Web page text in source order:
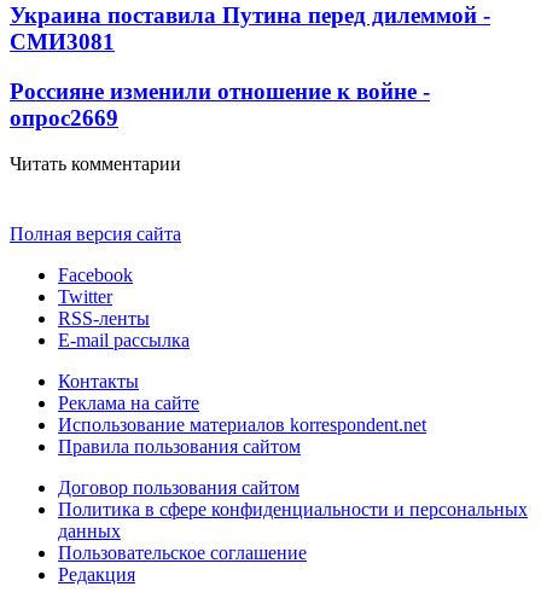
Украина поставила Путина перед дилеммой -
СМИ3081
Россияне изменили отношение к войне -
опрос2669
Читать комментарии
Полная версия сайта
Facebook
Twitter
RSS-ленты
E-mail рассылка
Контакты
Реклама на сайте
Использование материалов korrespondent.net
Правила пользования сайтом
Договор пользования сайтом
Политика в сфере конфиденциальности и персональных
данных
Пользовательское соглашение
Редакция